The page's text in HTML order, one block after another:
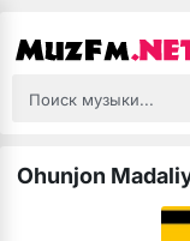
Ohunjon